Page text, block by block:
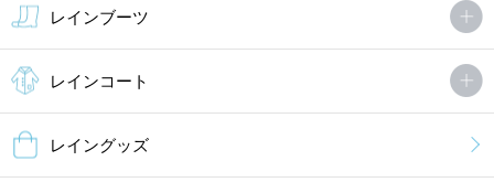
レインブーツ
レインコート
レイングッズ